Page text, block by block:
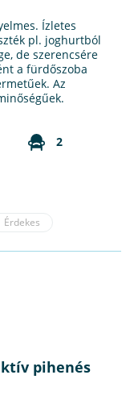
Ízletes
pl. joghurtból
de szerencsére
a fürdőszoba
Az
2
Érdekes
pihenés